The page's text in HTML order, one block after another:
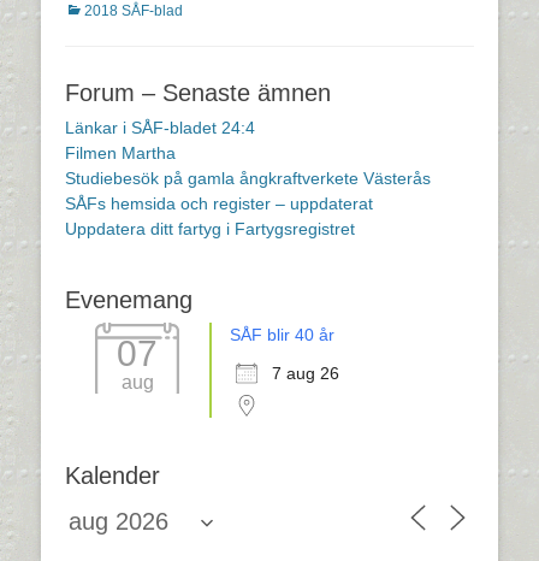
Kategorier
2018 SÅF-blad
Forum – Senaste ämnen
Länkar i SÅF-bladet 24:4
Filmen Martha
Studiebesök på gamla ångkraftverkete Västerås
SÅFs hemsida och register – uppdaterat
Uppdatera ditt fartyg i Fartygsregistret
Evenemang
07
aug
SÅF blir 40 år
7 aug 26
Kalender